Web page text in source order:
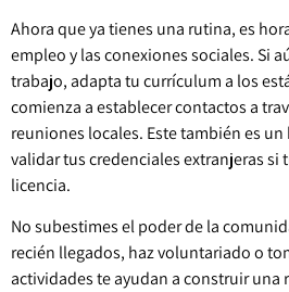
Ahora que ya tienes una rutina, es
empleo y las conexiones sociales. Si
trabajo, adapta tu currículum a los
comienza a establecer contactos a
reuniones locales. Este también es
validar tus credenciales extranjeras
licencia.
No subestimes el poder de la
recién llegados, haz voluntariado o
actividades te ayudan a construir una